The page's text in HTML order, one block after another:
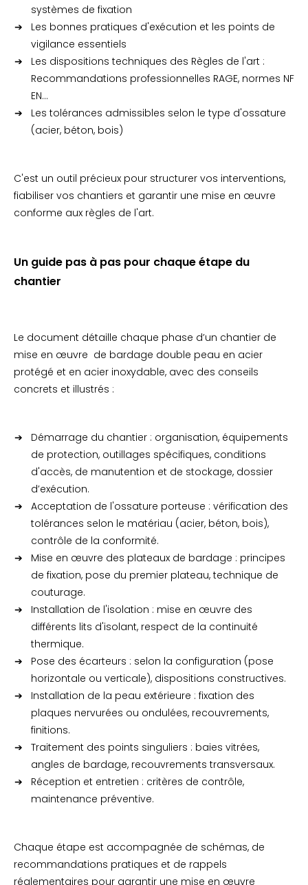
systèmes de fixation
Les bonnes pratiques d'exécution et les points de
vigilance essentiels
Les dispositions techniques des Règles de l'art :
Recommandations professionnelles RAGE, normes NF
EN...
Les tolérances admissibles selon le type d'ossature
(acier, béton, bois)
C'est un outil précieux pour structurer vos interventions,
fiabiliser vos chantiers et garantir une mise en œuvre
conforme aux règles de l'art.
Un guide pas à pas pour chaque étape du
chantier
Le document détaille chaque phase d’un chantier de
mise en œuvre de bardage double peau en acier
protégé et en acier inoxydable, avec des conseils
concrets et illustrés :
Démarrage du chantier : organisation, équipements
de protection, outillages spécifiques, conditions
d'accès, de manutention et de stockage, dossier
d’exécution.
Acceptation de l'ossature porteuse : vérification des
tolérances selon le matériau (acier, béton, bois),
contrôle de la conformité.
Mise en œuvre des plateaux de bardage : principes
de fixation, pose du premier plateau, technique de
couturage.
Installation de l'isolation : mise en œuvre des
différents lits d'isolant, respect de la continuité
thermique.
Pose des écarteurs : selon la configuration (pose
horizontale ou verticale), dispositions constructives.
Installation de la peau extérieure : fixation des
plaques nervurées ou ondulées, recouvrements,
finitions.
Traitement des points singuliers : baies vitrées,
angles de bardage, recouvrements transversaux.
Réception et entretien : critères de contrôle,
maintenance préventive.
Chaque étape est accompagnée de schémas, de
recommandations pratiques et de rappels
réglementaires pour garantir une mise en œuvre